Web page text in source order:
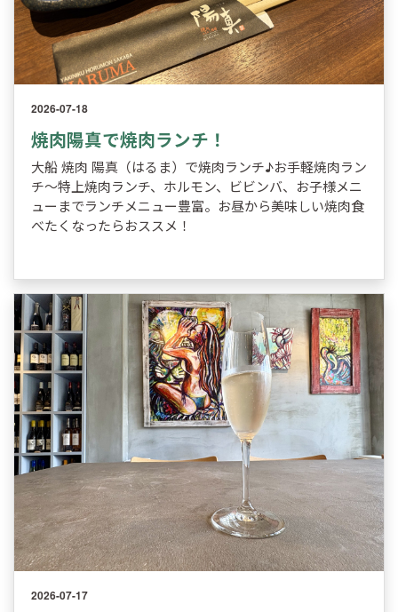
2026-07-18
焼肉陽真で焼肉ランチ！
大船 焼肉 陽真（はるま）で焼肉ランチ♪お手軽焼肉ラン
チ～特上焼肉ランチ、ホルモン、ビビンバ、お子様メニ
ューまでランチメニュー豊富。お昼から美味しい焼肉食
べたくなったらおススメ！
2026-07-17